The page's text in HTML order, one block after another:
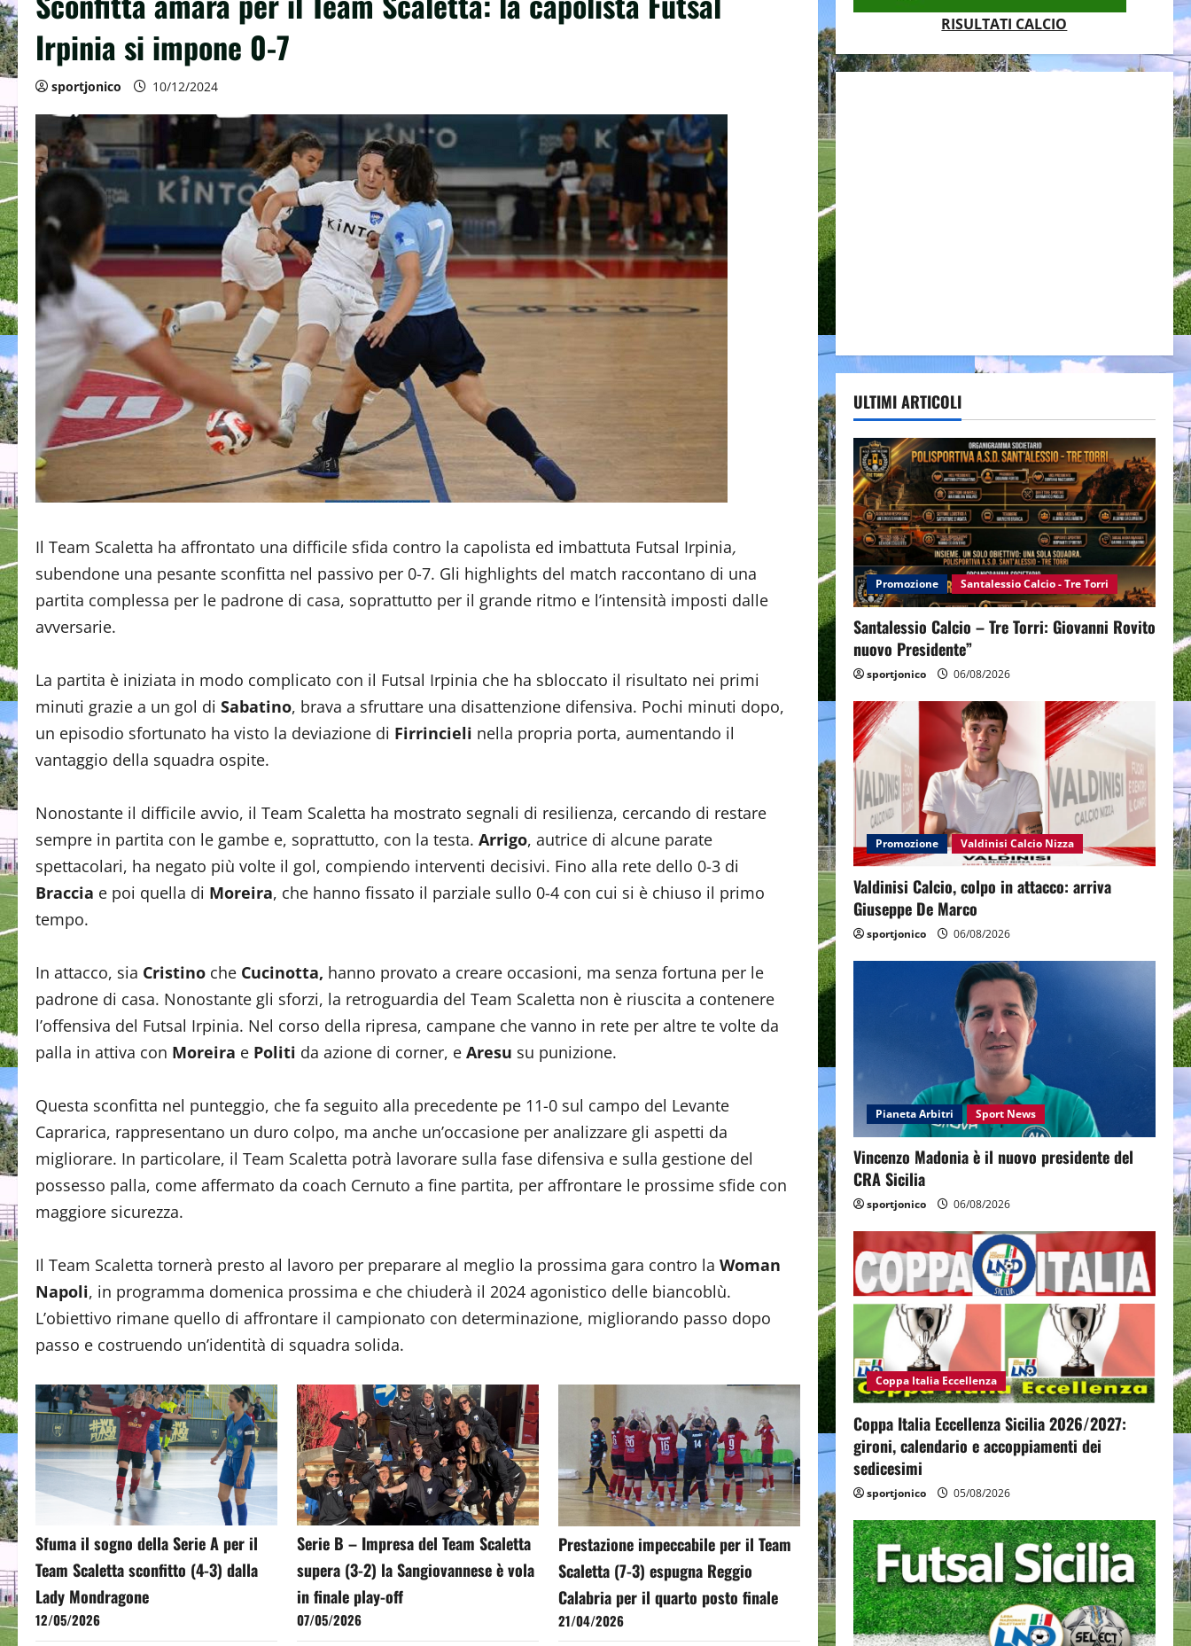
Irpinia si impone 0-7
sportjonico 10/12/2024
Il Team Scaletta ha affrontato una difficile sfida contro la capolista ed imbattuta Futsal Irpinia,
subendone una pesante sconfitta nel passivo per 0-7. Gli highlights del match raccontano di una
partita complessa per le padrone di casa, soprattutto per il grande ritmo e l’intensità imposti dalle
avversarie.
La partita è iniziata in modo complicato con il Futsal Irpinia che ha sbloccato il risultato nei primi
minuti grazie a un gol di Sabatino, brava a sfruttare una disattenzione difensiva. Pochi minuti dopo,
un episodio sfortunato ha visto la deviazione di Firrincieli nella propria porta, aumentando il
vantaggio della squadra ospite.
Nonostante il difficile avvio, il Team Scaletta ha mostrato segnali di resilienza, cercando di restare
sempre in partita con le gambe e, soprattutto, con la testa. Arrigo, autrice di alcune parate
spettacolari, ha negato più volte il gol, compiendo interventi decisivi. Fino alla rete dello 0-3 di
Braccia e poi quella di Moreira, che hanno fissato il parziale sullo 0-4 con cui si è chiuso il primo
tempo.
In attacco, sia Cristino che Cucinotta, hanno provato a creare occasioni, ma senza fortuna per le
padrone di casa. Nonostante gli sforzi, la retroguardia del Team Scaletta non è riuscita a contenere
l’offensiva del Futsal Irpinia. Nel corso della ripresa, campane che vanno in rete per altre te volte da
palla in attiva con Moreira e Politi da azione di corner, e Aresu su punizione.
Questa sconfitta nel punteggio, che fa seguito alla precedente pe 11-0 sul campo del Levante
Caprarica, rappresentano un duro colpo, ma anche un’occasione per analizzare gli aspetti da
migliorare. In particolare, il Team Scaletta potrà lavorare sulla fase difensiva e sulla gestione del
possesso palla, come affermato da coach Cernuto a fine partita, per affrontare le prossime sfide con
maggiore sicurezza.
Il Team Scaletta tornerà presto al lavoro per preparare al meglio la prossima gara contro la Woman
Napoli, in programma domenica prossima e che chiuderà il 2024 agonistico delle biancoblù.
L’obiettivo rimane quello di affrontare il campionato con determinazione, migliorando passo dopo
passo e costruendo un’identità di squadra solida.
Sfuma il sogno della Serie A per il
Team Scaletta sconfitto (4-3) dalla
Lady Mondragone
12/05/2026
Serie B – Impresa del Team Scaletta
supera (3-2) la Sangiovannese è vola
in finale play-off
07/05/2026
Prestazione impeccabile per il Team
Scaletta (7-3) espugna Reggio
Calabria per il quarto posto finale
21/04/2026
RISULTATI CALCIO
ULTIMI ARTICOLI
Promozione Santalessio Calcio - Tre Torri
Santalessio Calcio – Tre Torri: Giovanni Rovito
nuovo Presidente”
sportjonico 06/08/2026
Promozione Valdinisi Calcio Nizza
Valdinisi Calcio, colpo in attacco: arriva
Giuseppe De Marco
sportjonico 06/08/2026
Pianeta Arbitri Sport News
Vincenzo Madonia è il nuovo presidente del
CRA Sicilia
sportjonico 06/08/2026
Coppa Italia Eccellenza
Coppa Italia Eccellenza Sicilia 2026/2027:
gironi, calendario e accoppiamenti dei
sedicesimi
sportjonico 05/08/2026